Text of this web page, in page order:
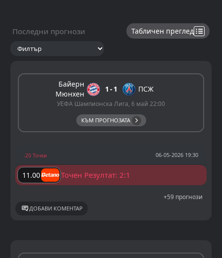
Последни прогнози Табличен преглед
Байерн
Мюнхен
1 1 ПСЖ
УЕФА Шампионска Лига, 6 май 22:00
КЪМ ПРОГНОЗАТА
-20 Точки 06-05-2026 19:30
11.00 Точен Резултат: 2:1
+59 прогнози
ДОБАВИ КОМЕНТАР